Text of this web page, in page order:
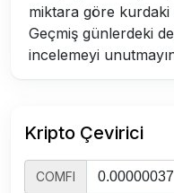
miktara göre kurdaki
Geçmiş günlerdeki
incelemeyi
Kripto Çevirici
COMFI